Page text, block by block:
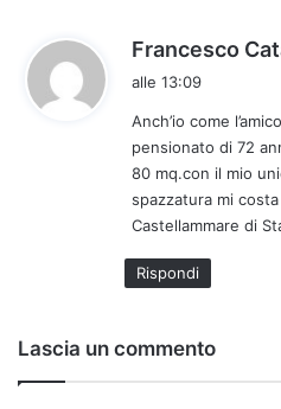
Francesco
alle 13:09
Anch’io come
pensionato di 72
80 mq.con il mio
spazzatura mi
Castellammare di
Rispondi
Lascia un commento